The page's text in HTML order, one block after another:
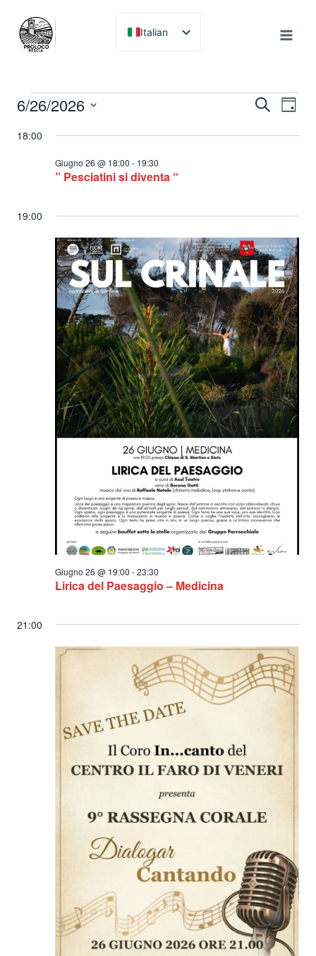
contenuto
Italian
English
Eventi
for
Giugno
26,
2026
e
viste
CercaGiorno
6/26/2026
la
18:00
” Pesciatini si diventa “
Giugno 26 @ 18:00 - 19:30
19:00
Lirica del Paesaggio – Medicina
Giugno 26 @ 19:00 -23:30
21:00